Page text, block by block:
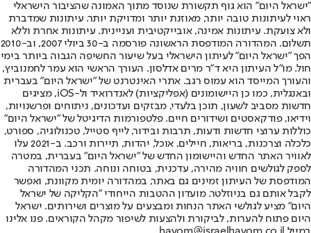
"ישראל היום" הוא גוף תקשורת שנוסד מתוך האמונה שהציבור הישראלי
ראוי לעיתונות טובה יותר, מאוזנת יותר ומדויקת יותר. עיתונות שמדברת
ולא צועקת. עיתונות אמינה, אובייקטיבית ועניינית. עיתונות אחרת וללא
תשלום. המהדורה המודפסת הראשונה פורסמה ב-30 ביולי 2007, וב-2010
הפך "ישראל היום" לעיתון הישראלי בעל שיעור החשיפה הגבוה ביותר בימי
חול. מו"ל העיתון היא ד"ר מרים אדלסון. העורך הראשי הוא עמר לחמנוביץ,
והעורך המייסד הוא עמוס רגב. אתרי האינטרנט של "ישראל היום" בעברית
ובאנגלית, כמו כן היישומונים (אפליקציות) לאנדרואיד ול-iOS, מציגים
חדשות מסביב לשעון, תוכן בלעדי, מבזקים ועדכונים, ניתוחים ופרשנויות,
וידיאו, פודקאסטים ושידורים חיים. פלטפורמות הדיגיטל של "ישראל היום"
כוללות ערוצי חדשות ודעות, תרבות ובידור, לייף סטייל, טכנולוגיה, ספורט,
כלכלה וצרכנות, בריאות, חיילים, אוכל, יהדות, תיירות ורכב. ב-2021 עלו
לאוויר האתר החדש והיישומון החדש של "ישראל היום" בעברית, במטרה
לספק לגולשים חוויה מהירה, עדכנית, בטוחה ונוחה. תכני המהדורה
המודפסת של העיתון זמינים גם באתר, במהדורה יומית מקוונת, ואפשר
לקבל אותם גם בניוזלטר. מועדון ההטבות הייחודי "הקליקה של ישראל
היום" מציע לגולשי האתר הנחות ומבצעים על מוצרים ושירותים. ישראל
היום פתוח להערות, לביקורת ולהצעות לשיפור מקהל הקוראים. פנו אלינו